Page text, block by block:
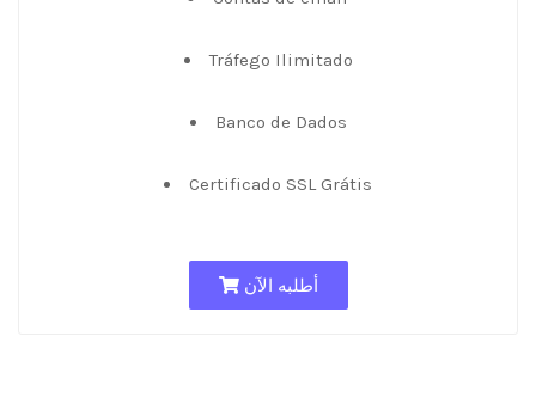
Tráfego Ilimitado
Banco de Dados
Certificado SSL Grátis
أطلبه الآن